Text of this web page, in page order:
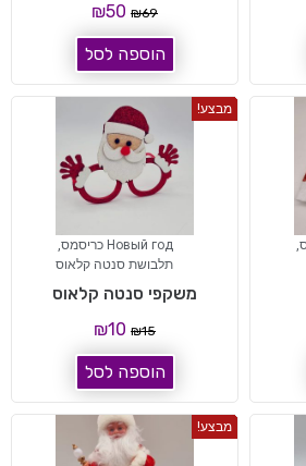
₪69
₪50
הוספה לסל
,
מבצע!
Новый год כריסמס
,
תלבושת סנטה קלאוס
משקפי סנטה קלאוס
₪15
₪10
הוספה לסל
מבצע!